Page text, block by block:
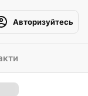
Авторизуйтесь